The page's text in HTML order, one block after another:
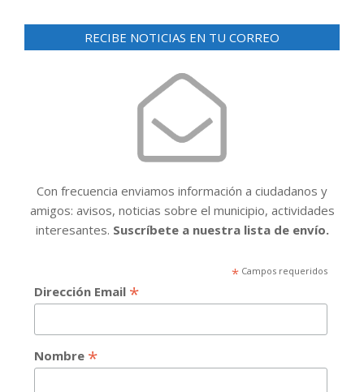
RECIBE NOTICIAS EN TU CORREO
Con frecuencia enviamos información a ciudadanos y
amigos: avisos, noticias sobre el municipio, actividades
interesantes. Suscríbete a nuestra lista de envío.
*Campos requeridos
Dirección Email *
Nombre *